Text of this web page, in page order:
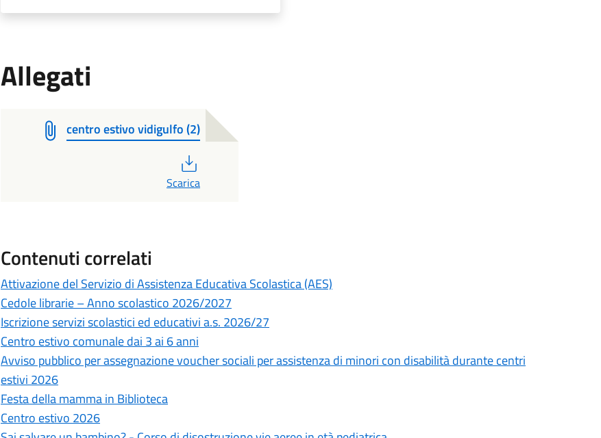
Allegati
centro estivo vidigulfo (2)
Scarica
Contenuti correlati
Attivazione del Servizio di Assistenza Educativa Scolastica (AES)
Cedole librarie – Anno scolastico 2026/2027
Iscrizione servizi scolastici ed educativi a.s. 2026/27
Centro estivo comunale dai 3 ai 6 anni
Avviso pubblico per assegnazione voucher sociali per assistenza di minori con disabilità durante centri
estivi 2026
Festa della mamma in Biblioteca
Centro estivo 2026